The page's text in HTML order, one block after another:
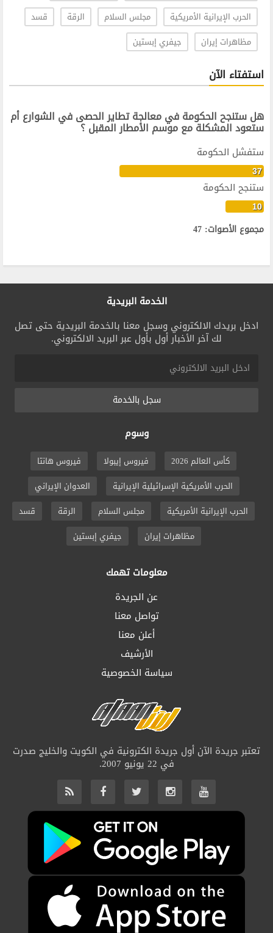
الحرب الإيرانية الأمريكية
مجلس السلام الرقة
قسد
مظاهرات إيران
جيفري إبستين
استفتاء الآن
هل ستنجح الحكومة في معالجة تطاير الحصى في الشوارع أم
ستعود المشكلة مع موسم الأمطار المقبل ؟
ستفشل الحكومة
37
ستنجح الحكومة
10
مجموع الأصوات: 47
الخدمة البريدية
ادخل بريدك الالكتروني وسجل معنا بالخدمة البريدية حتى تصل
لك آخر الأخبار أول بأول عبر البريد الالكتروني.
سجل بالخدمة
وسوم
كأس العالم 2026 فيروس إيبولا
فيروس هانتا
الحرب الأمريكية الإسرائيلية الإيرانية
العدوان الإيراني
الحرب الإيرانية الأمريكية
مجلس السلام الرقة
قسد
مظاهرات إيران
جيفري إبستين
معلومات تهمك
عن الجريدة
تواصل معنا
أعلن معنا
الأرشيف
سياسة الخصوصية
تعتبر جريدة الآن أول جريدة الكترونية في الكويت والخليج صدرت
في 22 يونيو 2007.